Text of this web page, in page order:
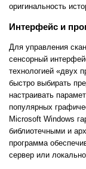
оригинальность
Интерфейс и
Для управления
сенсорный
технологией «двух
быстро выбирать
настраивать
популярных
Microsoft Windows
библиотечными и
программа
сервер или